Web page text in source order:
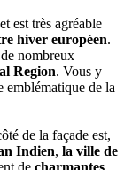
et est très agréable
hiver européen.
nombreux
Region. Vous y
emblématique de la
de la façade est,
Indien, la ville de
de charmantes